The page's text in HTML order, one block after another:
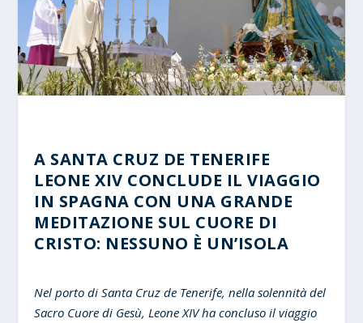
A SANTA CRUZ DE TENERIFE
LEONE XIV CONCLUDE IL VIAGGIO
IN SPAGNA CON UNA GRANDE
MEDITAZIONE SUL CUORE DI
CRISTO: NESSUNO È UN’ISOLA
Nel porto di Santa Cruz de Tenerife, nella solennità del
Sacro Cuore di Gesù, Leone XIV ha concluso il viaggio